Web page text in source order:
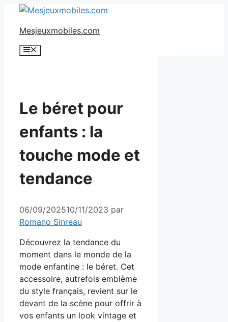
Aller
contenu
Mesjeuxmobiles.com
Menu
Le béret pour
enfants : la
touche mode et
tendance
06/09/202510/11/2023 par
Romano Sinreau
Découvrez la tendance du
moment dans le monde de la
mode enfantine : le béret. Cet
accessoire, autrefois emblème
du style français, revient sur le
devant de la scène pour offrir à
vos enfants un look vintage et